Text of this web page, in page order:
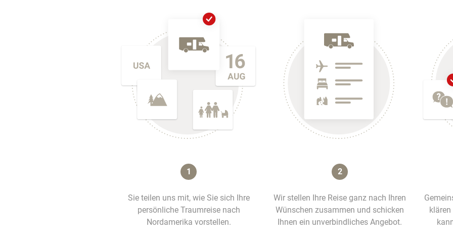
1
Sie teilen uns mit, wie Sie sich Ihre
persönliche Traumreise nach
Nordamerika vorstellen.
2
Wir stellen Ihre Reise ganz nach Ihren
Wünschen zusammen und schicken
Ihnen ein unverbindliches Angebot.